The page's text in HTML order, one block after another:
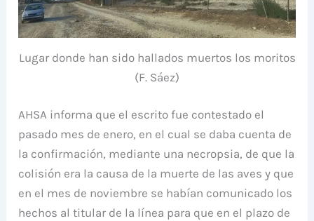
Lugar donde han sido hallados muertos los moritos
(F. Sáez)
AHSA informa que el escrito fue contestado el
pasado mes de enero, en el cual se daba cuenta de
la confirmación, mediante una necropsia, de que la
colisión era la causa de la muerte de las aves y que
en el mes de noviembre se habían comunicado los
hechos al titular de la línea para que en el plazo de